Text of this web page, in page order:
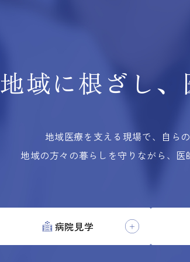
地域に根ざし、
地域医療を支える現場で、自ら
地域の方々の暮らしを守りながら、
病院見学